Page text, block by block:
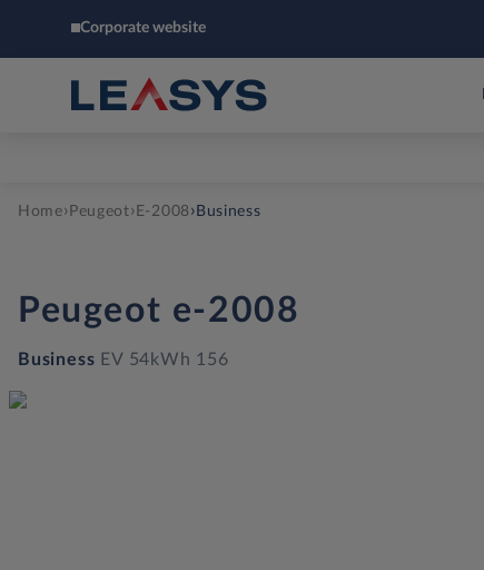
Corporate website
Home› Peugeot› E-2008 › Business
Peugeot e-2008
Business EV 54kWh 156